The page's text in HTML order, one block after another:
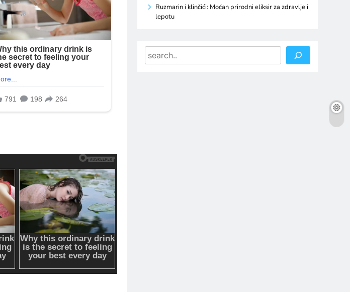
Ruzmarin i klinčići: Moćan prirodni eliksir za zdravlje i
lepotu
Search